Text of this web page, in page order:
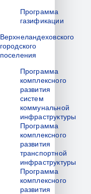
Программа
газификации
Верхнеландеховского
городского
поселения
Программа
комплексного
развития
систем
коммунальной
инфраструктуры
Программа
комплексного
развития
транспортной
инфраструктуры
Программа
комплексного
развития